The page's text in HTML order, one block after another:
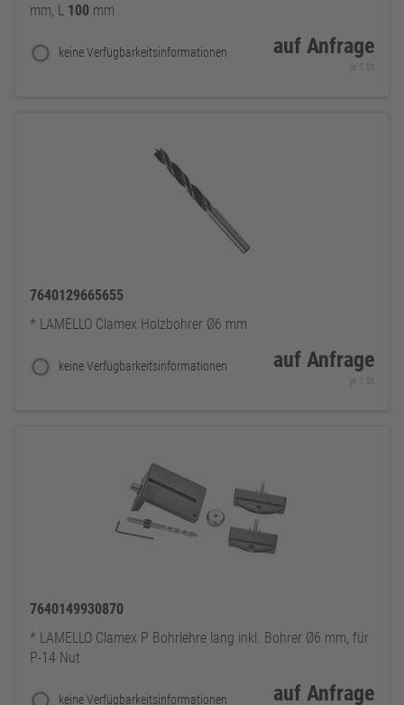
mm, L 100 mm
keine Verfügbarkeitsinformationen auf Anfrage
je 1 St
7640129665655
* LAMELLO Clamex Holzbohrer Ø6 mm
keine Verfügbarkeitsinformationen auf Anfrage
je 1 St
7640149930870
* LAMELLO Clamex P Bohrlehre lang inkl. Bohrer Ø6 mm, für
P-14 Nut
keine Verfügbarkeitsinformationen auf Anfrage